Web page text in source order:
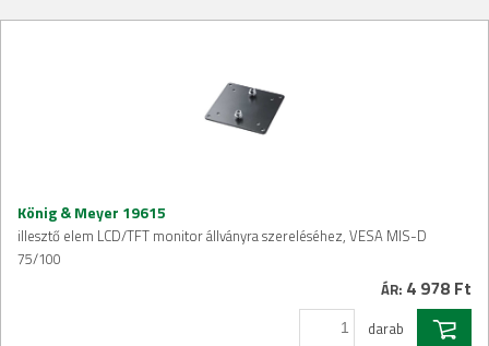
König & Meyer 19615
illesztő elem LCD/TFT monitor állványra szereléséhez, VESA MIS-D
75/100
ÁR: 4 978 Ft
darab